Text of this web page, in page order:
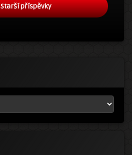
Starší příspěvky